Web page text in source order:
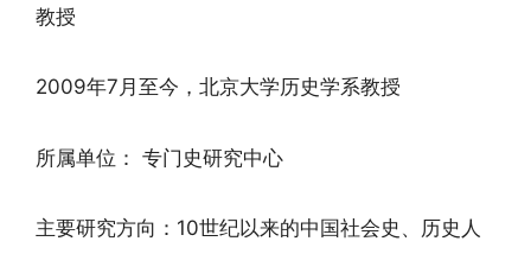
教授
2009年7月至今，北京大学历史学系教授
所属单位： 专门史研究中心
主要研究方向：10世纪以来的中国社会史、历史人